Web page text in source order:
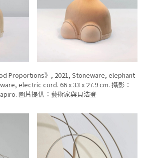
Proportions》, 2021, Stoneware, elephant
electric cord. 66 x 33 x 27.9 cm. 攝影：
圖片提供：藝術家與貝浩登